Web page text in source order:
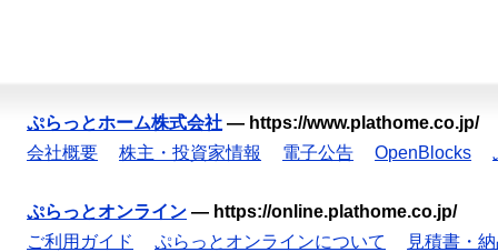
ぷらっとホーム株式会社 — https://www.plathome.co.jp/
会社概要
株主・投資家情報 電子公告 OpenBlocks
ぷらっとオンライン — https://online.plathome.co.jp/
ご利用ガイド
ぷらっとオンラインについて
見積書・